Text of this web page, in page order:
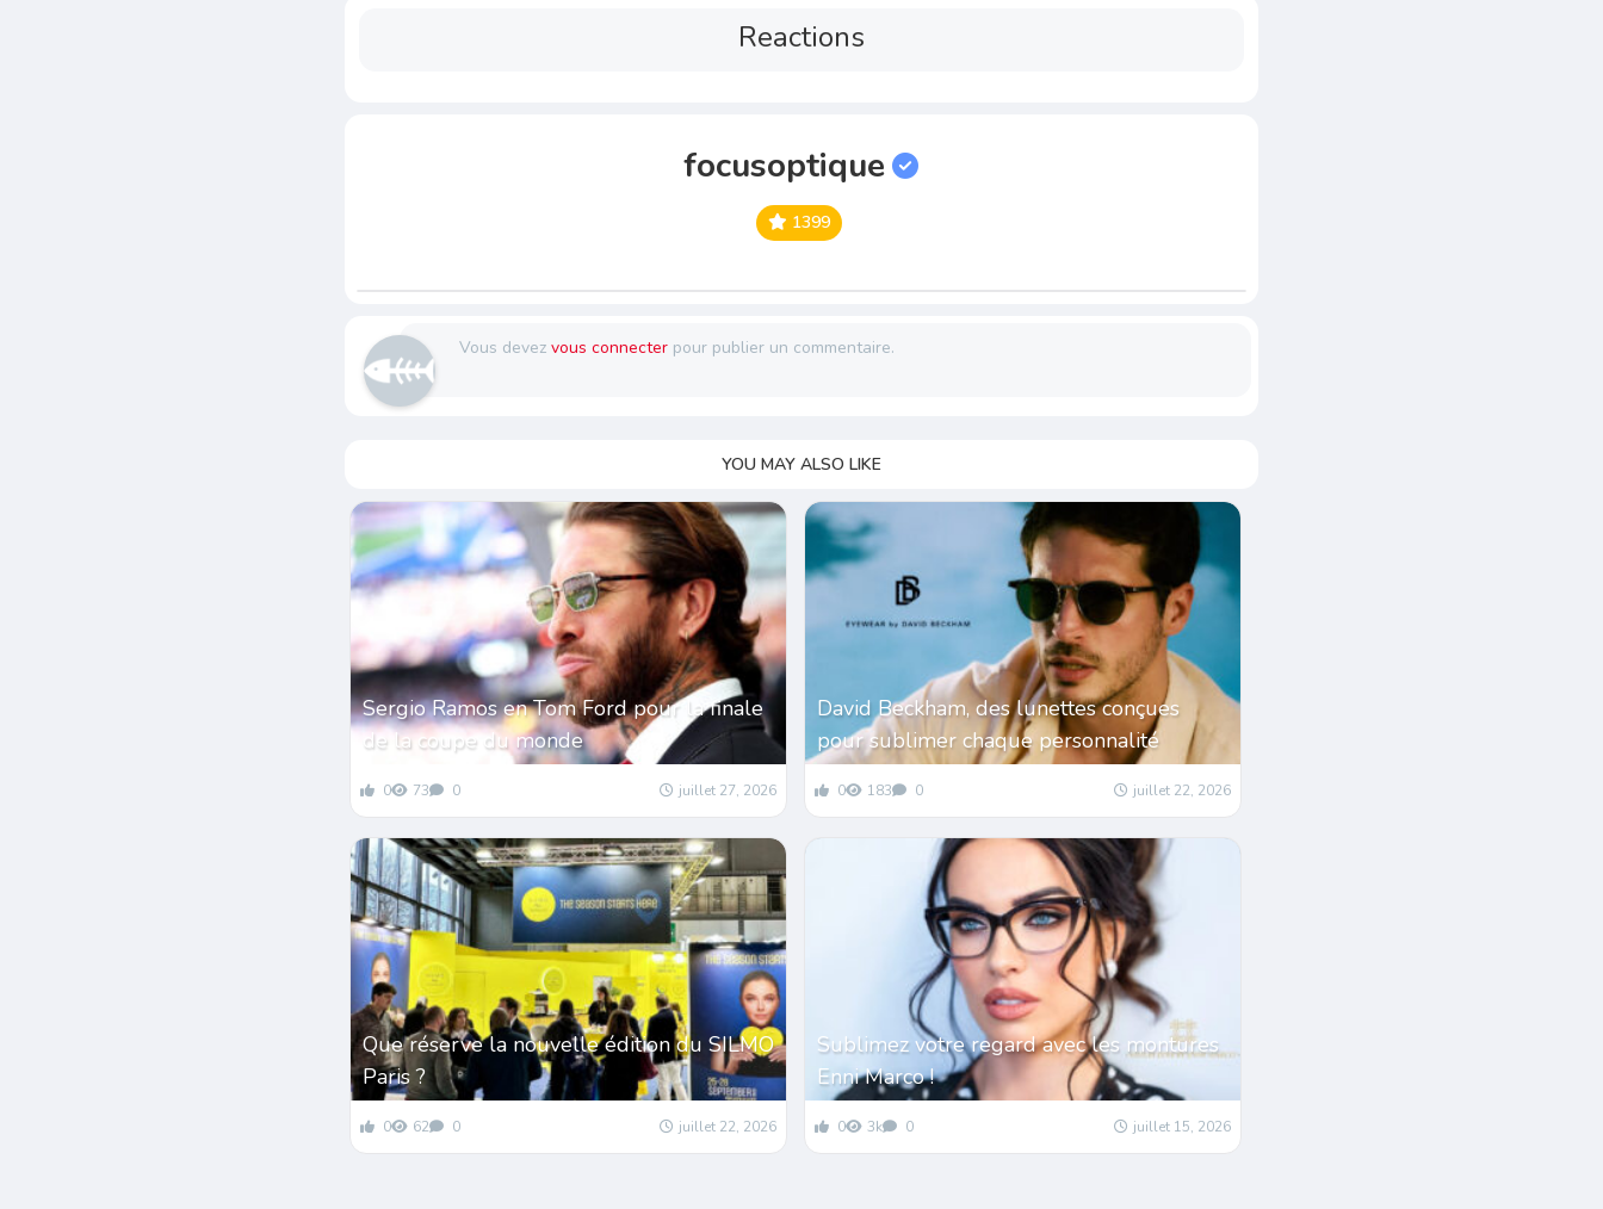
Reactions
focusoptique
1399
Vous devezvous connecter pour publier un commentaire.
YOU MAY ALSO LIKE
Sergio Ramos en Tom Ford pour la finale
de la coupe du monde
0 73 0 juillet 27, 2026
David Beckham, des lunettes conçues
pour sublimer chaque personnalité
0 183 0 juillet 22, 2026
Que réserve la nouvelle édition du SILMO
Paris ?
0 62 0 juillet 22, 2026
Sublimez votre regard avec les montures
Enni Marco !
0 3k 0 juillet 15, 2026